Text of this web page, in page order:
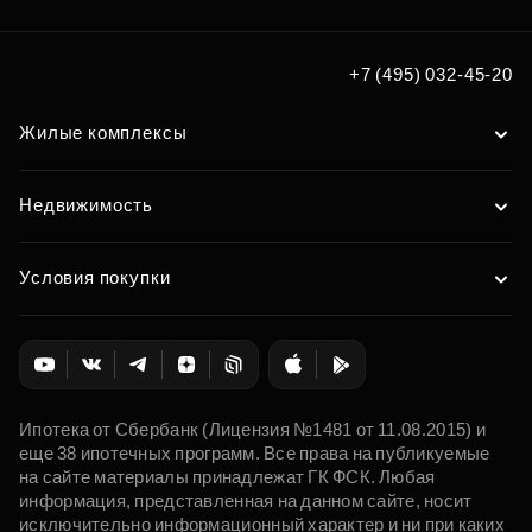
+7 (495) 032-45-20
Жилые комплексы
Недвижимость
Условия покупки
Ипотека от Сбербанк (Лицензия №1481 от 11.08.2015) и
еще 38 ипотечных программ. Все права на публикуемые
на сайте материалы принадлежат ГК ФСК. Любая
информация, представленная на данном сайте, носит
исключительно информационный характер и ни при каких